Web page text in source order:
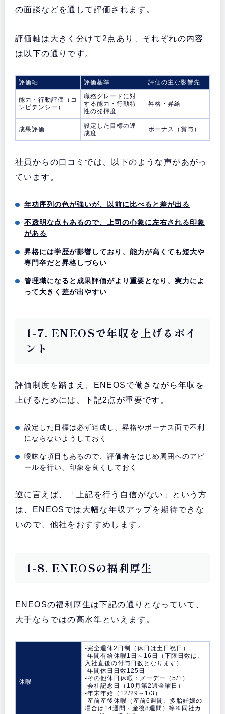
の面談などを通して評価されます。
評価軸は大きく分けて2点あり、それぞれの内容
は以下の通りです。
評価軸 評価基準 評価の主な影響先
能力・行動評価（コ
ンピテンシー）
職務グレードに対
する能力・行動特
性の発揮度
昇格・昇給
成果評価
設定した目標の達
成度
ボーナス（賞与）
社員からの口コミでは、以下のような声があがっ
ています。
年功序列の色が強いが、以前に比べると差が出る
不透明な点もあるので、上司の心象に左右される印象
がある
昇格には学歴が影響しており、能力が高くても短大や
専門卒だと昇格しづらい
管理職になると成果評価がより重要となり、実力によ
って大きく差が出やすい
1-7. ENEOSで年収を上げるポイ
ント
評価制度を踏まえ、ENEOSで働きながら年収を
上げるためには、下記2点が重要です。
設定した目標は必ず達成し、昇格やボーナス面で不利
にならないようしておく
曖昧な項目もあるので、評価者をはじめ周囲へのアピ
ールを行い、印象を良くしておく
逆に言えば、「上記を行う自信がない」という方
は、ENEOSでは大幅な年収アップを期待できな
いので、他社をおすすめします。
1-8. ENEOSの福利厚生
ENEOSの福利厚生は下記の通りとなっていて、
大手ならではの高水準といえます。
休暇
-完全週休2日制（休日は土日祝日）
-年間有給休暇1日～16日（下限日数は、
入社直後の付与日数となります）
-年間休日日数125日
-その他休日休暇：メーデー（5/1）
-会社記念日（10月第2週金曜日）
-年末年始（12/29～1/3）
-産前産後休暇（産前6週間、多胎妊娠の
場合は14週間・産後8週間）等※同社カ